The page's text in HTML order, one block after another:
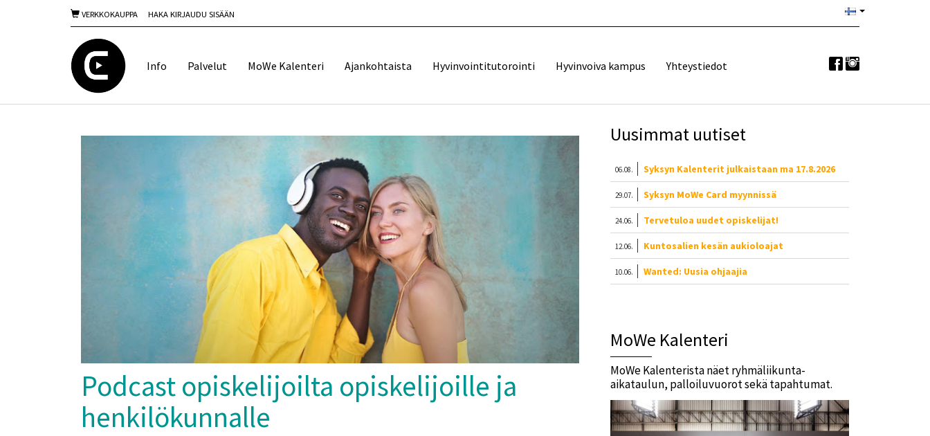
VERKKOKAUPPA HAKA KIRJAUDU SISÄÄN
Info Palvelut MoWe Kalenteri Ajankohtaista Hyvinvointitutorointi Hyvinvoiva kampus Yhteystiedot
Podcast opiskelijoilta opiskelijoille ja
henkilökunnalle
Uusimmat uutiset
06.08. Syksyn Kalenterit julkaistaan ma 17.8.2026
29.07. Syksyn MoWe Card myynnissä
24.06. Tervetuloa uudet opiskelijat!
12.06. Kuntosalien kesän aukioloajat
10.06. Wanted: Uusia ohjaajia
MoWe Kalenteri
MoWe Kalenterista näet ryhmäliikunta-
aikataulun, palloiluvuorot sekä tapahtumat.